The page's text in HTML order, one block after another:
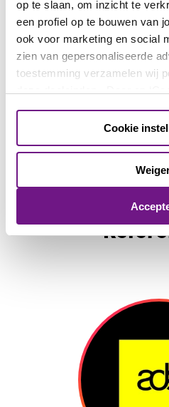
op te slaan, om inzicht te
een profiel op te bouwen van
ook voor marketing en social
zien van gepersonaliseerde
toestemming verzamelen wij
kun je meer lezen over de
je jouw voorkeuren opslaan
Door op ‘Accepteren’ te
persoonsgegevens met onze
omschreven in onze
Cookie
John Kraaijkamp